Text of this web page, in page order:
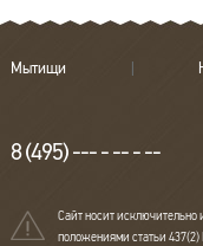
Мытищи
8 (495) --- - -- - --
Сайт носит исключительно
положениями статьи